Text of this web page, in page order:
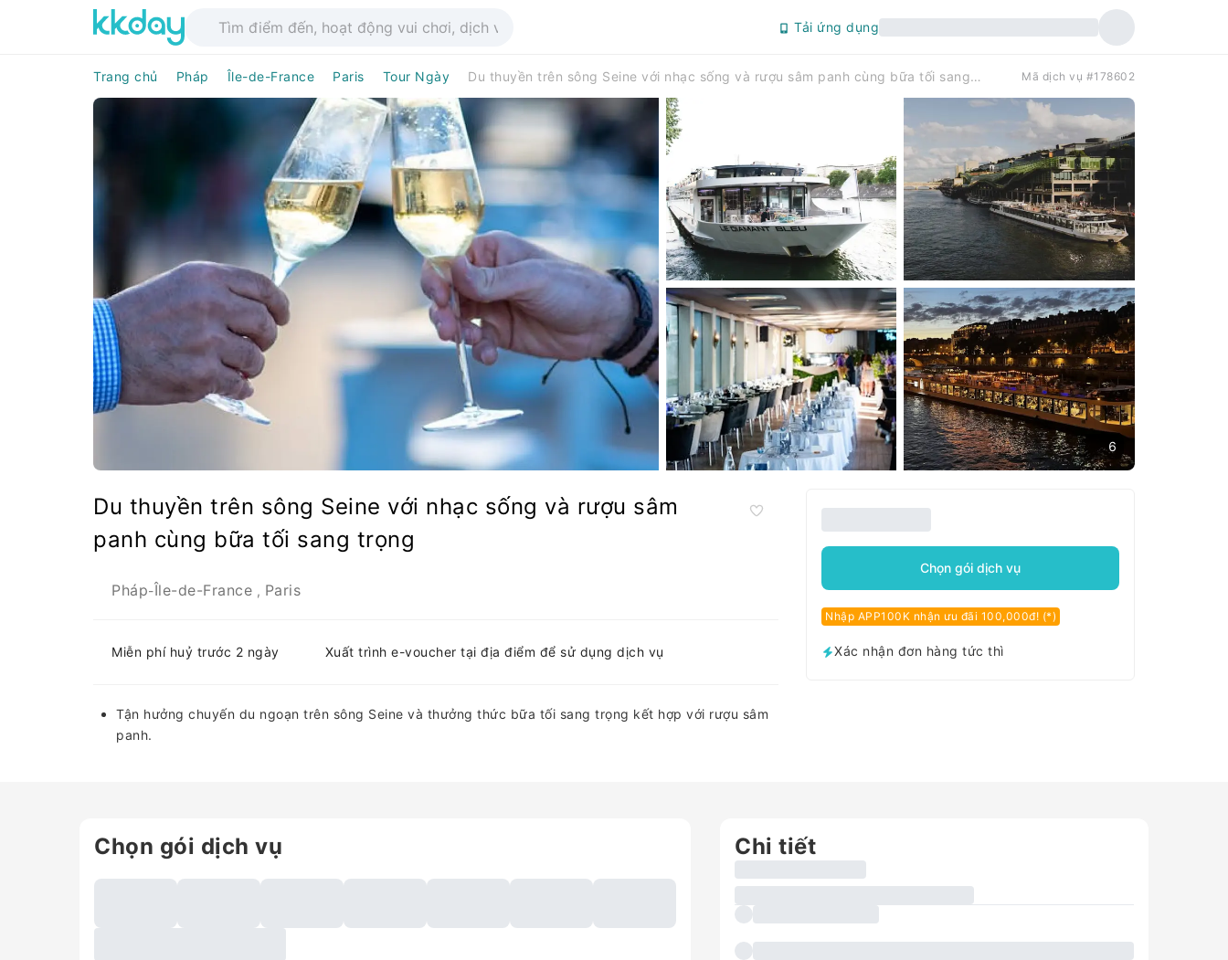
Tải ứng dụng
Trang chủ Pháp Île-de-France Paris Tour Ngày Du thuyền trên sông Seine với nhạc sống và rượu sâm panh cùng bữa tối sang trọng Mã dịch vụ #178602
6
Du thuyền trên sông Seine với nhạc sống và rượu sâm
panh cùng bữa tối sang trọng
Pháp-Île-de-France , Paris
Miễn phí huỷ trước 2 ngày Xuất trình e-voucher tại địa điểm để sử dụng dịch vụ
Tận hưởng chuyến du ngoạn trên sông Seine và thưởng thức bữa tối sang trọng kết hợp với rượu sâm
panh.
Chọn gói dịch vụ
Nhập APP100K nhận ưu đãi 100,000đ! (*)
Xác nhận đơn hàng tức thì
Chọn gói dịch vụ Chi tiết